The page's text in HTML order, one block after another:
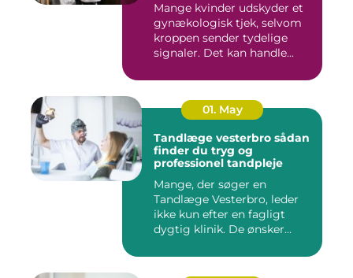
Mange kvinder udskyder et
gynækologisk tjek, selvom
kroppen sender tydelige
signaler. Det kan handle...
01. May
Tandlæge vesterbro sådan
finder du tryg og
professionel tandpleje
Mange, der søger en
Tandlæge Vesterbro, leder
ikke kun efter en fagligt
dygtig klinik. De ønsker